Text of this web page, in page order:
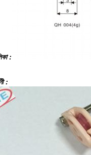
:
: